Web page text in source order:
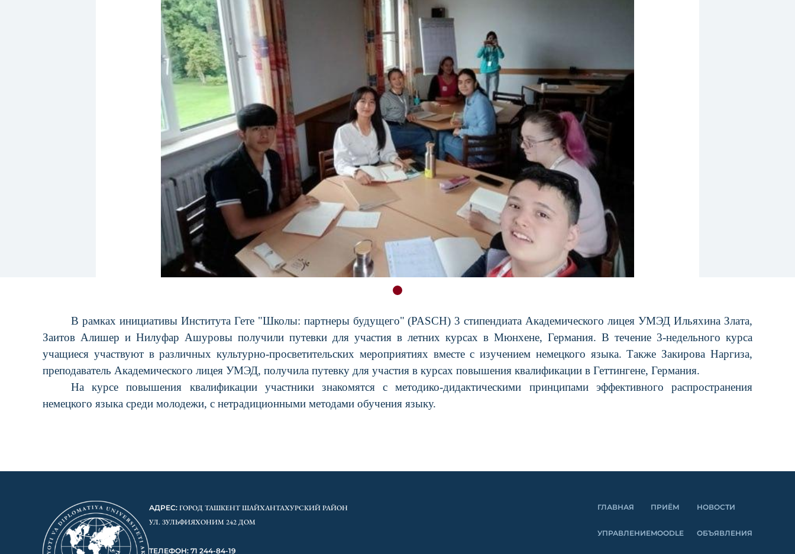
В рамках инициативы Института Гете "Школы: партнеры будущего" (PASCH) 3 стипендиата Академического лицея УМЭД Ильяхина Злата,
Заитов Алишер и Нилуфар Ашуровы получили путевки для участия в летних курсах в Мюнхене, Германия. В течение 3-недельного курса
учащиеся участвуют в различных культурно-просветительских мероприятиях вместе с изучением немецкого языка. Также Закирова Наргиза,
преподаватель Академического лицея УМЭД, получила путевку для участия в курсах повышения квалификации в Геттингене, Германия.
На курсе повышения квалификации участники знакомятся с методико-дидактическими принципами эффективного распространения
немецкого языка среди молодежи, с нетрадиционными методами обучения языку.
АДРЕС: ГОРОД ТАШКЕНТ ШАЙХАНТАХУРСКИЙ РАЙОН
УЛ. ЗУЛЬФИЯХОНИМ 242 ДОМ
ТЕЛЕФОН: 71 244-84-19
ГЛАВНАЯ
УПРАВЛЕНИЕ
ПРИЁМ
MOODLE
НОВОСТИ
ОБЪЯВЛЕНИЯ